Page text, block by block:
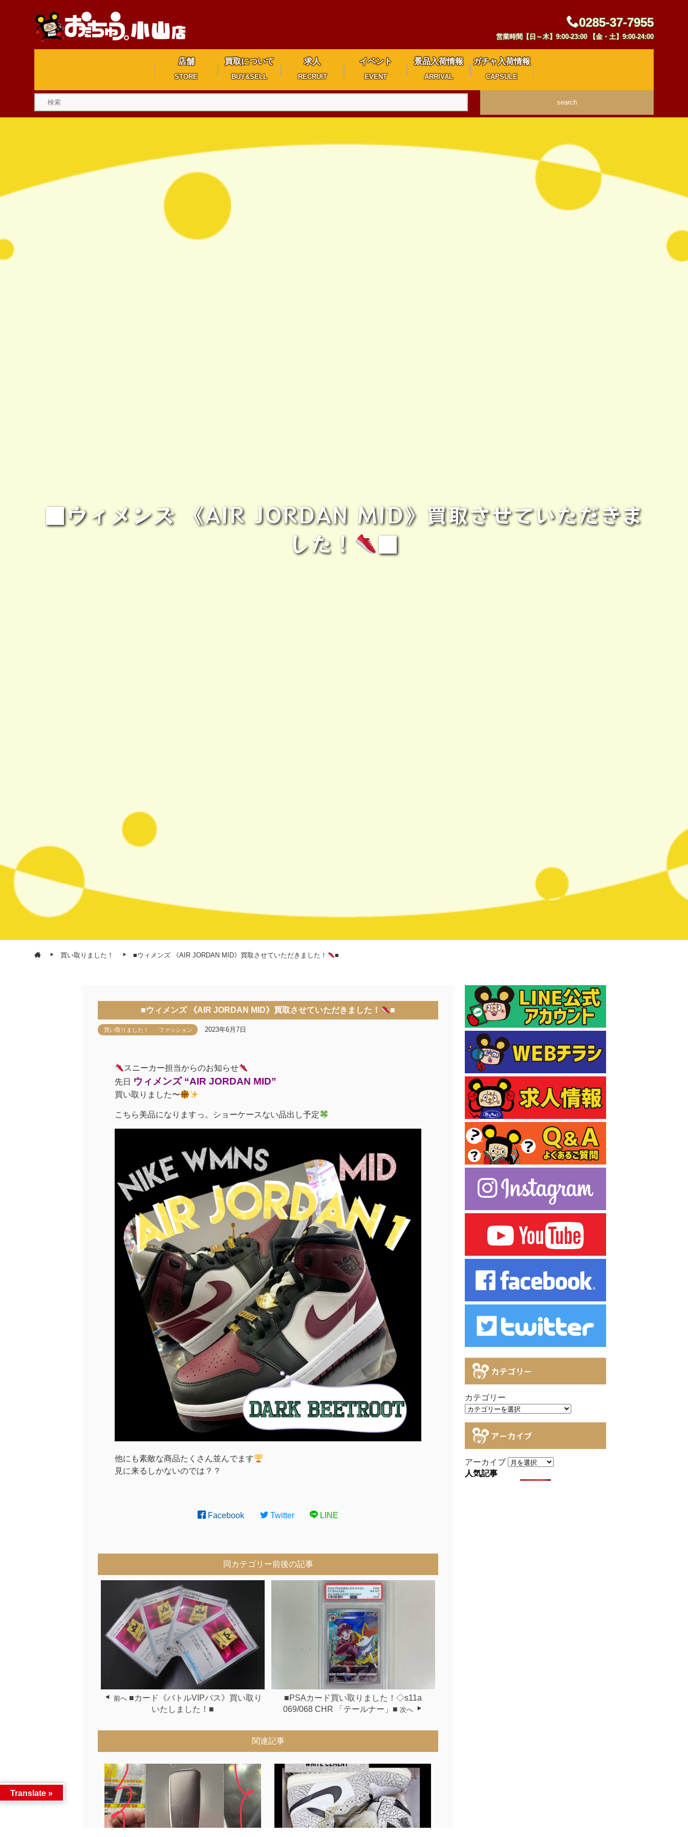
0285-37-7955
営業時間【日～木】9:00-23:00 【金・土】9:00-24:00
店舗
STORE
買取について
BUY&SELL
求人
RECRUIT
イベント
EVENT
景品入荷情報
ARRIVAL
ガチャ入荷情報
CAPSULE
search
■ウィメンズ 《AIR JORDAN MID》買取させていただきま
した！
■
買い取りました！ ■ウィメンズ 《AIR JORDAN MID》買取させていただきました！ ■
■ウィメンズ 《AIR JORDAN MID》買取させていただきました！ ■
買い取りました！ ファッション 2023年6月7日
スニーカー担当からのお知らせ
先日 ウィメンズ “AIR JORDAN MID”
買い取りました〜
こちら美品になりますっ。ショーケースない品出し予定
他にも素敵な商品たくさん並んでます
見に来るしかないのでは？？
Facebook Twitter LINE
同カテゴリー前後の記事
前へ ■カード《バトルVIPパス》買い取り
いたしました！■
■PSAカード買い取りました！◇s11a
069/068 CHR 「テールナー」■ 次へ
関連記事
カテゴリー
カテゴリー
アーカイブ
アーカイブ
人気記事
Translate »